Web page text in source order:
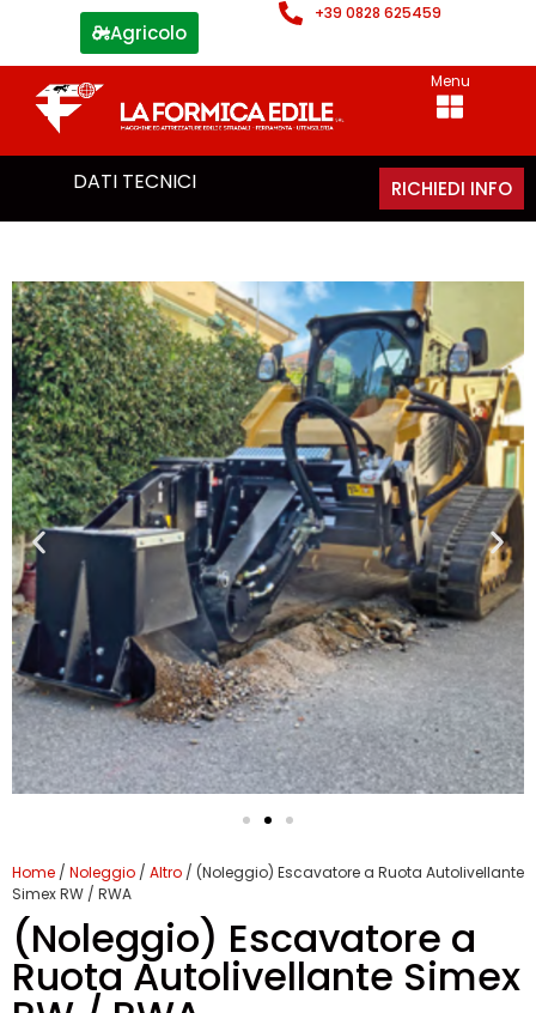
Agricolo
+39 0828 625459
Menu
DATI TECNICI RICHIEDI INFO
Home / Noleggio / Altro / (Noleggio) Escavatore a Ruota Autolivellante
Simex RW / RWA
(Noleggio) Escavatore a
Ruota Autolivellante Simex